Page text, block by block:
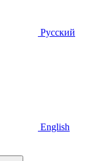
Русский
English